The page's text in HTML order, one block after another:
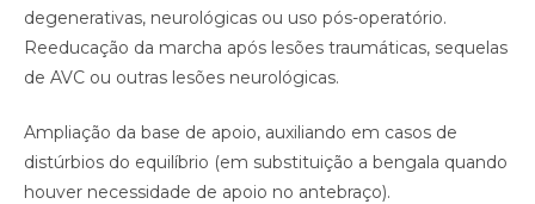
degenerativas, neurológicas ou uso pós-operatório.
Reeducação da marcha após lesões traumáticas, sequelas
de AVC ou outras lesões neurológicas.
Ampliação da base de apoio, auxiliando em casos de
distúrbios do equilíbrio (em substituição a bengala quando
houver necessidade de apoio no antebraço).